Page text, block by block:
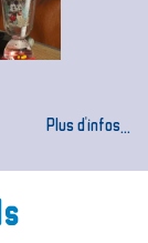
Plus d'infos...